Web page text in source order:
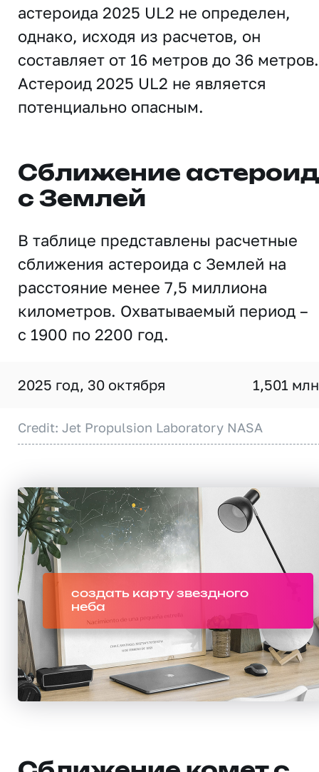
астероида 2025 UL2 не определен,
однако, исходя из расчетов, он
составляет от 16 метров до 36 метров.
Астероид 2025 UL2 не является
потенциально опасным.
Сближение
с Землей
В таблице представлены расчетные
сближения астероида с Землей на
расстояние менее 7,5 миллиона
километров. Охватываемый период –
с 1900 по 2200 год.
2025 год, 30 октября 1,501
Credit: Jet Propulsion Laboratory NASA
создать карту звездного
неба